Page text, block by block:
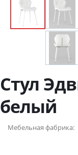
Стул
белый
Мебельная фабрика: